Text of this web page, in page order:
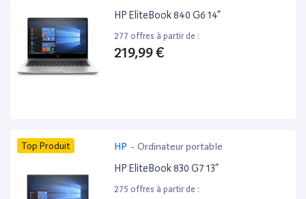
HP EliteBook 840 G6 14”
277 offres à partir de :
219,99 €
Top Produit HP - Ordinateur portable
HP EliteBook 830 G7 13”
275 offres à partir de :